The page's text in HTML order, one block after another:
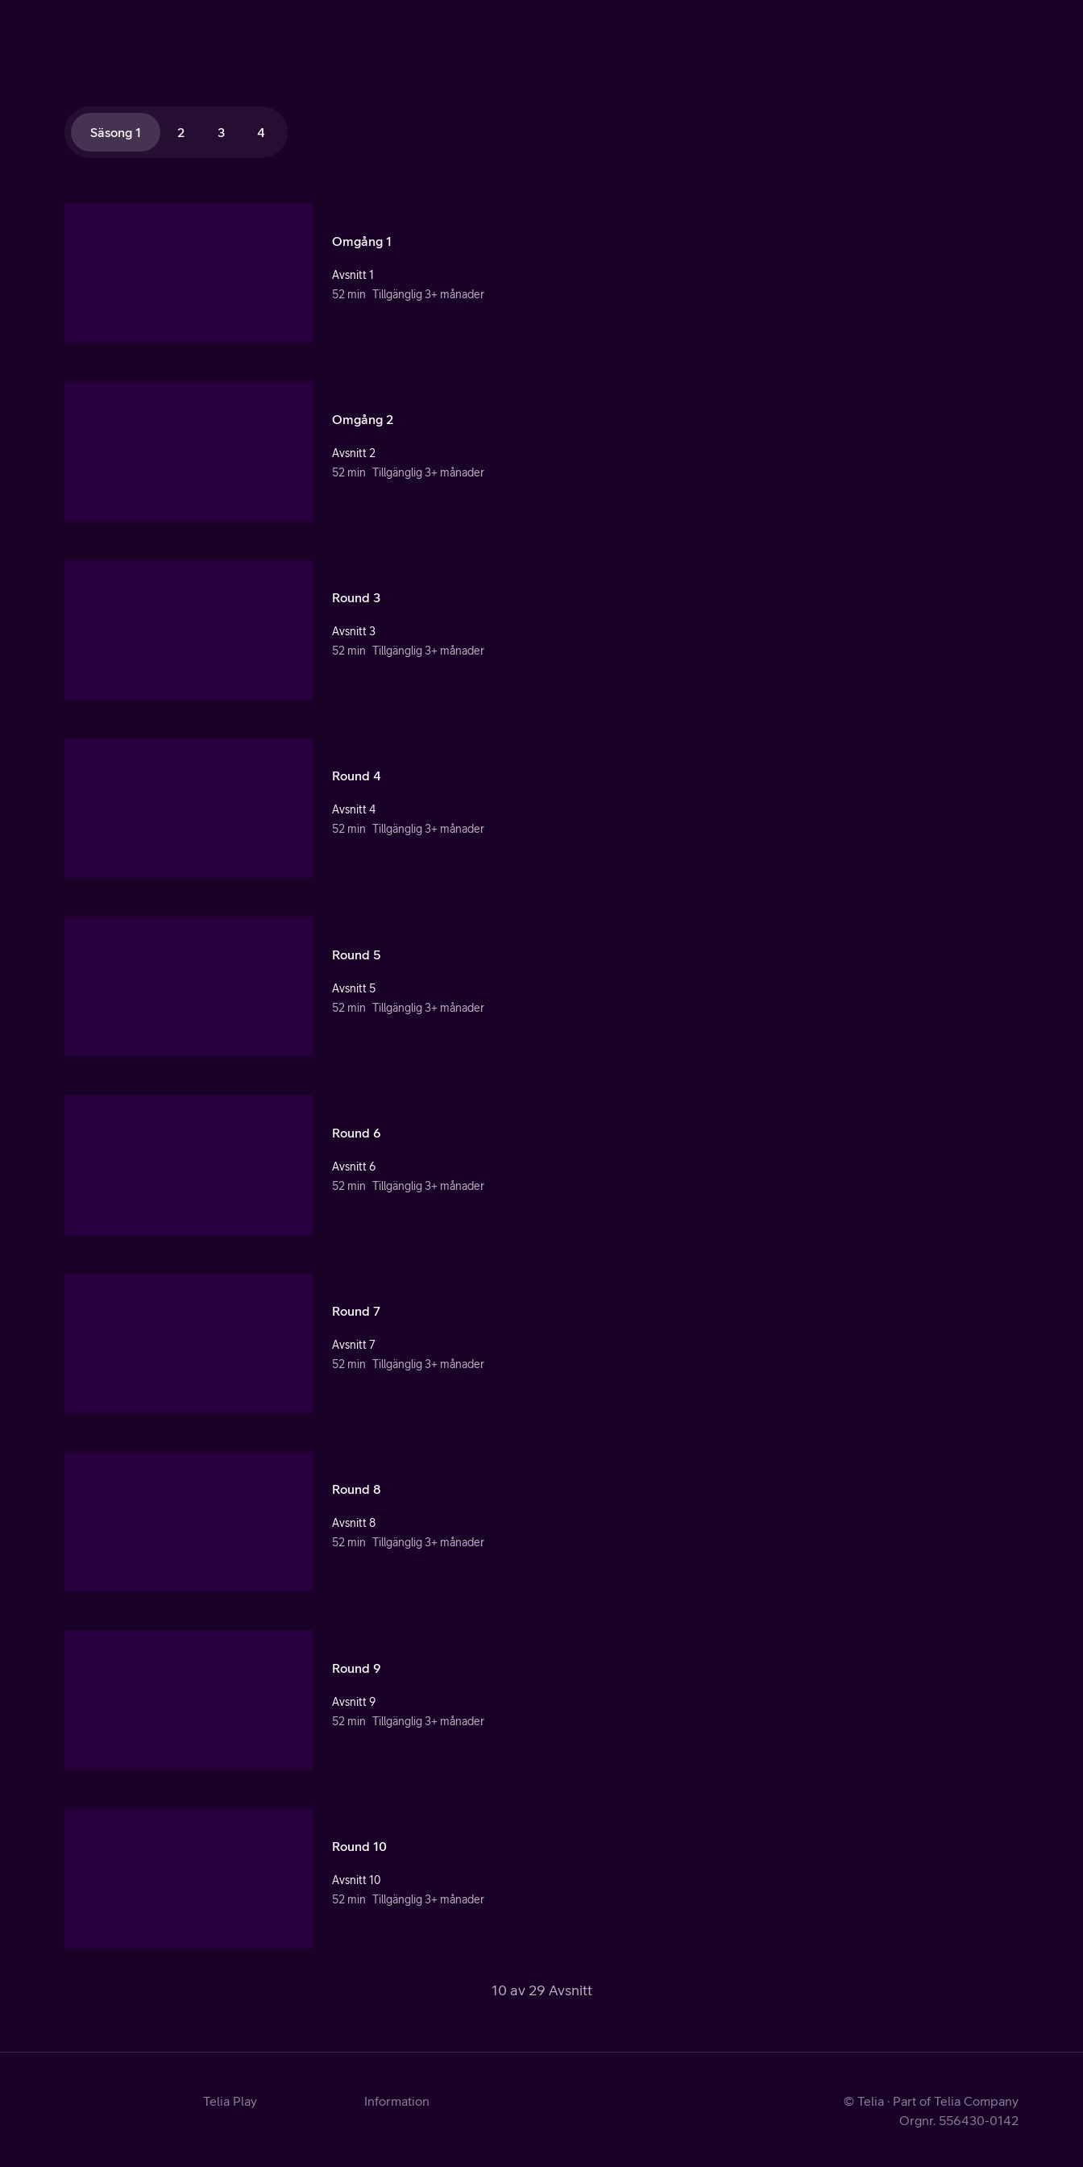
Säsong 1 2 3 4
Omgång 1
Avsnitt 1
52 min Tillgänglig 3+ månader
Omgång 2
Avsnitt 2
52 min Tillgänglig 3+ månader
Round 3
Avsnitt 3
52 min Tillgänglig 3+ månader
Round 4
Avsnitt 4
52 min Tillgänglig 3+ månader
Round 5
Avsnitt 5
52 min Tillgänglig 3+ månader
Round 6
Avsnitt 6
52 min Tillgänglig 3+ månader
Round 7
Avsnitt 7
52 min Tillgänglig 3+ månader
Round 8
Avsnitt 8
52 min Tillgänglig 3+ månader
Round 9
Avsnitt 9
52 min Tillgänglig 3+ månader
Round 10
Avsnitt 10
52 min Tillgänglig 3+ månader
10 av 29 Avsnitt
Telia Play
Information
© Telia · Part of Telia Company
Orgnr. 556430-0142